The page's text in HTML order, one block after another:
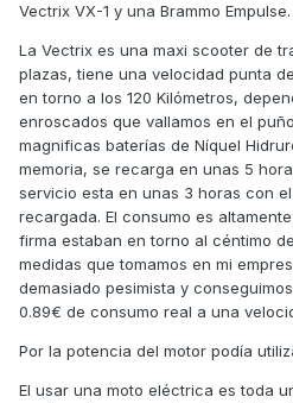
Vectrix VX-1 y una Brammo Empulse.
La Vectrix es una maxi scooter de
plazas, tiene una velocidad punta
en torno a los 120 Kilómetros,
enroscados que vallamos en el
magnificas baterías de Níquel
memoria, se recarga en unas 5
servicio esta en unas 3 horas con
recargada. El consumo es
firma estaban en torno al céntimo
medidas que tomamos en mi
demasiado pesimista y
0.89€ de consumo real a una
Por la potencia del motor podía
El usar una moto eléctrica es toda